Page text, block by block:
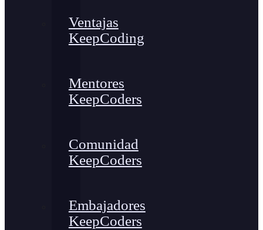
Ventajas
KeepCoding
Mentores
KeepCoders
Comunidad
KeepCoders
Embajadores
KeepCoders